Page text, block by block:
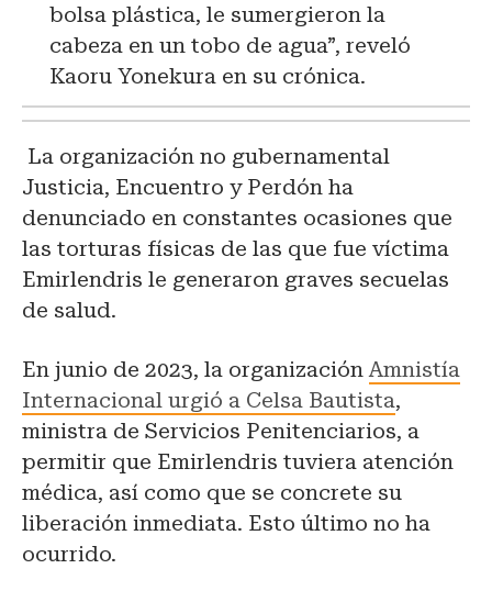
bolsa plástica, le sumergieron la
cabeza en un tobo de agua”, reveló
Kaoru Yonekura en su crónica.
La organización no gubernamental
Justicia, Encuentro y Perdón ha
denunciado en constantes ocasiones que
las torturas físicas de las que fue víctima
Emirlendris le generaron graves secuelas
de salud.
En junio de 2023, la organizaciónAmnistía
Internacional urgió a Celsa Bautista,
ministra de Servicios Penitenciarios, a
permitir que Emirlendris tuviera atención
médica, así como que se concrete su
liberación inmediata. Esto último no ha
ocurrido.